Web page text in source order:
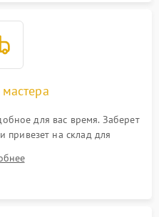
для вас время. Заберет
на склад для